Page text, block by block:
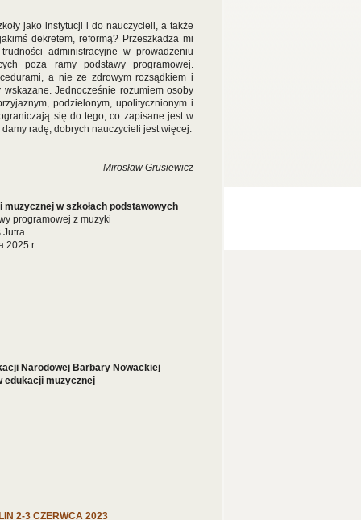
jako instytucji i do nauczycieli, a także
dekretem, reformą? Przeszkadza mi
administracyjne w prowadzeniu
poza ramy podstawy programowej.
a nie ze zdrowym rozsądkiem i
Jednocześnie rozumiem osoby
podzielonym, upolitycznionym i
się do tego, co zapisane jest w
radę, dobrych nauczycieli jest więcej.
Mirosław Grusiewicz
w szkołach podstawowych
programowej z muzyki
Jutra
2025 r.
Narodowej Barbary Nowackiej
edukacji muzycznej
2-3 CZERWCA 2023